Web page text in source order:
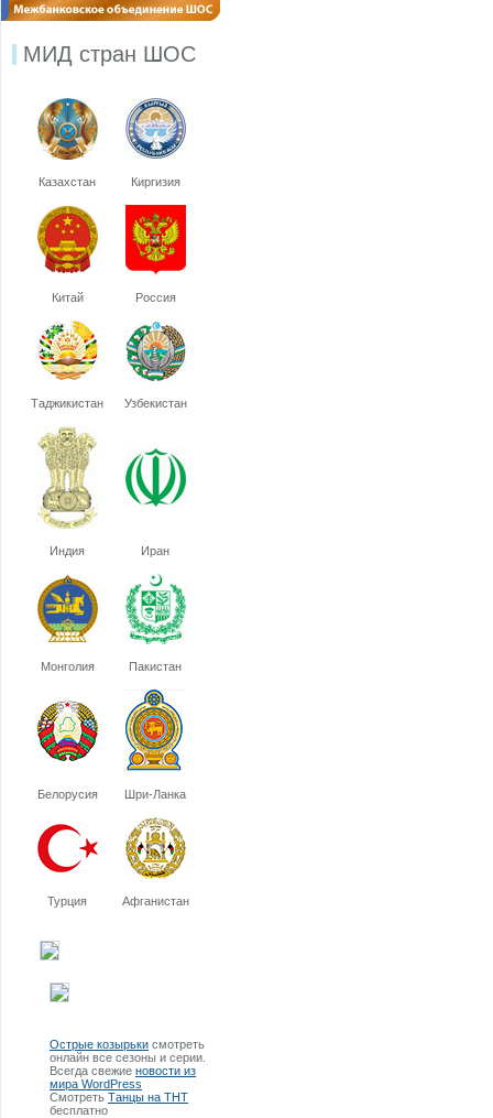
МИД стран ШОС
Казахстан Киргизия
Китай Россия
Таджикистан Узбекистан
Индия Иран
Монголия Пакистан
Белорусия Шри-Ланка
Турция Афганистан
Острые козырьки смотреть
онлайн все сезоны и серии.
Всегда свежие новости из
мира WordPress
Смотреть Танцы на ТНТ
бесплатно